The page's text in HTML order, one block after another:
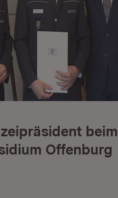
beim
Offenburg